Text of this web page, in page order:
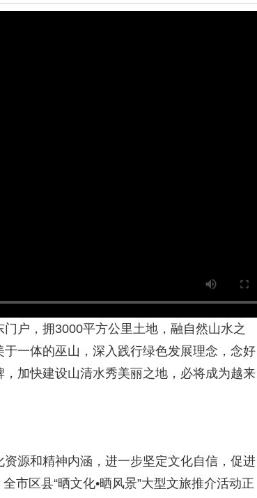
户，拥3000平方公里土地，融自然山水之
一体的巫山，深入践行绿色发展理念，念好
加快建设山清水秀美丽之地，必将成为越来
源和精神内涵，进一步坚定文化自信，促进
市区县“晒文化•晒风景”大型文旅推介活动正